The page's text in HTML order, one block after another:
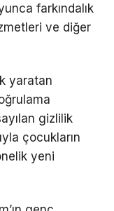
farkındalık
ve diğer
yaratan
gizlilik
çocukların
yeni